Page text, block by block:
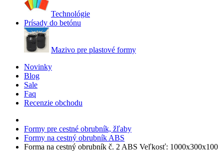
Technológie
Prísady do betónu
Mazivo pre plastové formy
Novinky
Blog
Sale
Faq
Recenzie obchodu
Formy pre cestné obrubník, žľaby
Formy na cestný obrubník ABS
Forma na cestný obrubník č. 2 ABS Veľkosť: 1000х300х100